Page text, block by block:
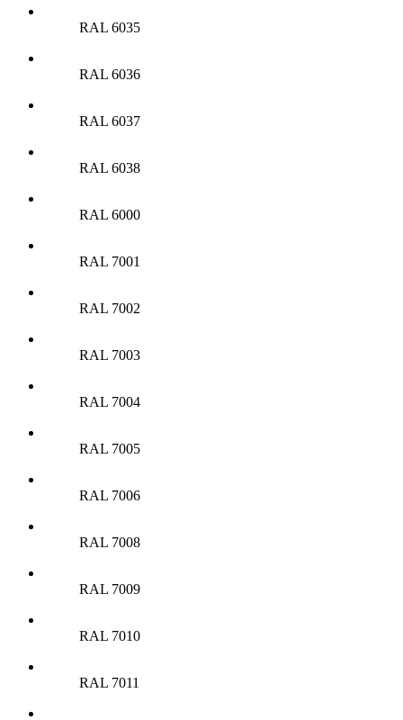
RAL 6035
RAL 6036
RAL 6037
RAL 6038
RAL 6000
RAL 7001
RAL 7002
RAL 7003
RAL 7004
RAL 7005
RAL 7006
RAL 7008
RAL 7009
RAL 7010
RAL 7011